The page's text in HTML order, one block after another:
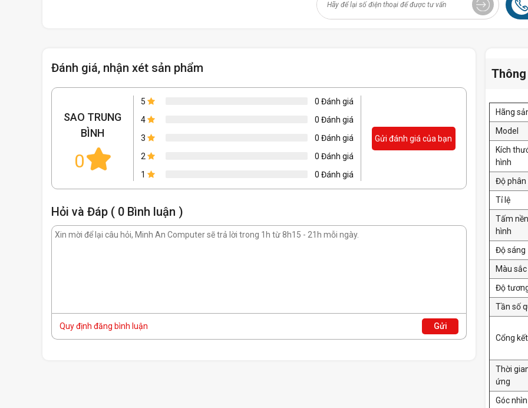
Đánh giá, nhận xét sản phẩm
SAO TRUNG
BÌNH
0
5
0 Đánh giá
4
0 Đánh giá
3
0 Đánh giá
2
0 Đánh giá
1
0 Đánh giá
Gửi đánh giá của bạn
Hỏi và Đáp ( 0 Bình luận )
Quy định đăng bình luận Gửi
Hãng
Model
Kích
hình
Độ phân
Tỉ lệ
Tấm
hình
Độ sáng
Màu
Độ
Tần số
Cổng
Thời
ứng
Góc nhìn